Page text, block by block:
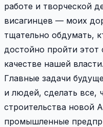
работе и творческой
висагинцев — моих
тщательно обдумать,
достойно пройти
качестве нашей власти.
Главные задачи
и людей, сделать все,
строительства новой
промышленные